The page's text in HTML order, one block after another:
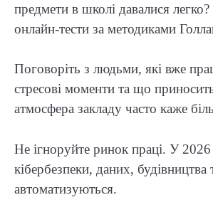
предмети в школі давалися
онлайн-тести за методиками
Поговоріть з людьми, які вже
стресові моменти та що
атмосфера закладу часто каже
Не ігноруйте ринок праці. У 2026
кібербезпеки, даних,
автоматизуються.